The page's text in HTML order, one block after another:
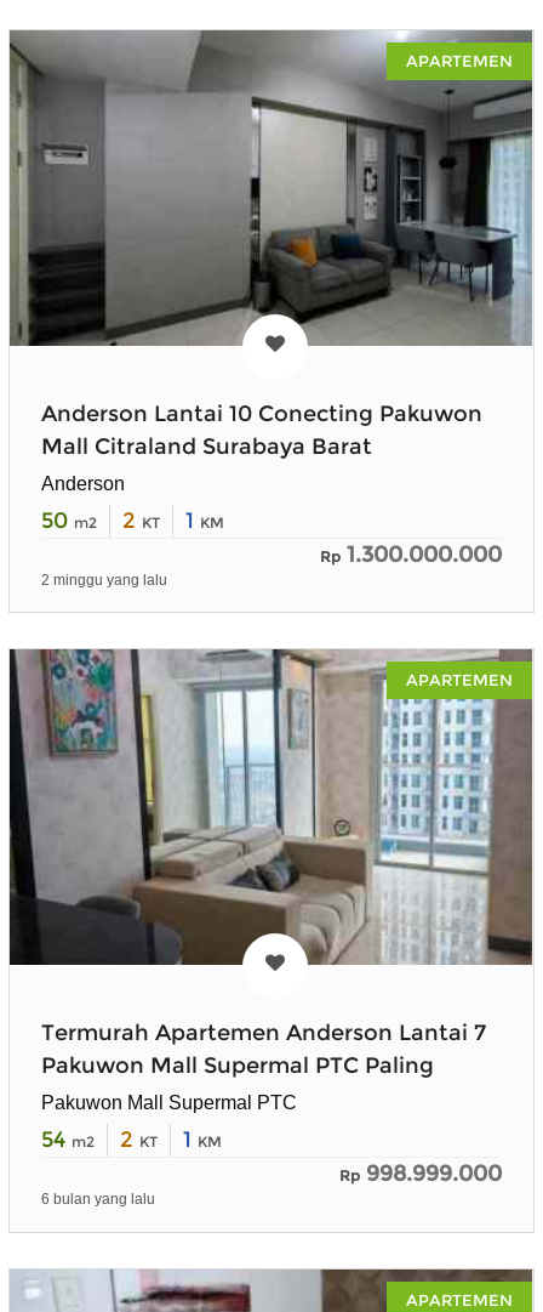
APARTEMEN
Anderson Lantai 10 Conecting Pakuwon
Mall Citraland Surabaya Barat
Anderson
50 m2 2 KT 1 KM
Rp 1.300.000.000
2 minggu yang lalu
APARTEMEN
Termurah Apartemen Anderson Lantai 7
Pakuwon Mall Supermal PTC Paling
Pakuwon Mall Supermal PTC
54 m2 2 KT 1 KM
Rp 998.999.000
6 bulan yang lalu
APARTEMEN